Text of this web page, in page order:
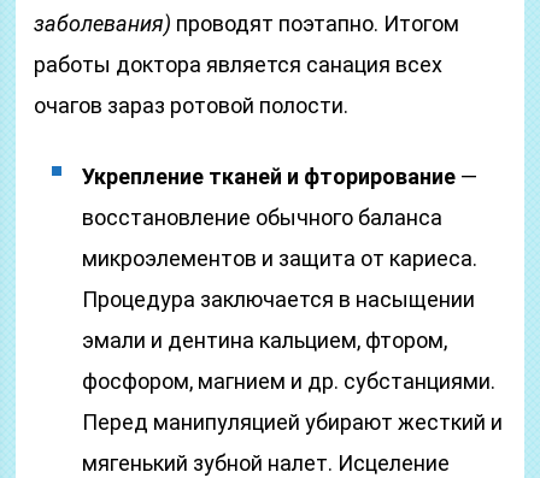
заболевания) проводят поэтапно. Итогом
работы доктора является санация всех
очагов зараз ротовой полости.
Укрепление тканей и фторирование —
восстановление обычного баланса
микроэлементов и защита от кариеса.
Процедура заключается в насыщении
эмали и дентина кальцием, фтором,
фосфором, магнием и др. субстанциями.
Перед манипуляцией убирают жесткий и
мягенький зубной налет. Исцеление